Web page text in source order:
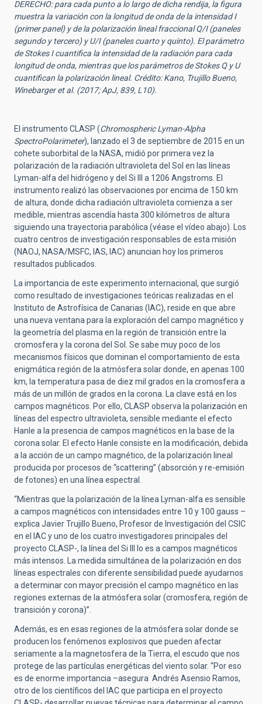
DERECHO: para cada punto a lo largo de dicha rendija, la figura
muestra la variación con la longitud de onda de la intensidad I
(primer panel) y de la polarización lineal fraccional Q/I (paneles
segundo y tercero) y U/I (paneles cuarto y quinto). El parámetro
de Stokes I cuantifica la intensidad de la radiación para cada
longitud de onda, mientras que los parámetros de Stokes Q y U
cuantifican la polarización lineal. Crédito: Kano, Trujillo Bueno,
Winebarger et al. (2017; ApJ, 839, L10).
El instrumento CLASP (Chromospheric Lyman-Alpha
SpectroPolarimeter), lanzado el 3 de septiembre de 2015 en un
cohete suborbital de la NASA, midió por primera vez la
polarización de la radiación ultravioleta del Sol en las líneas
Lyman-alfa del hidrógeno y del Si III a 1206 Angstroms. El
instrumento realizó las observaciones por encima de 150 km
de altura, donde dicha radiación ultravioleta comienza a ser
medible, mientras ascendía hasta 300 kilómetros de altura
siguiendo una trayectoria parabólica (véase el vídeo abajo). Los
cuatro centros de investigación responsables de esta misión
(NAOJ, NASA/MSFC, IAS, IAC) anuncian hoy los primeros
resultados publicados.
La importancia de este experimento internacional, que surgió
como resultado de investigaciones teóricas realizadas en el
Instituto de Astrofísica de Canarias (IAC), reside en que abre
una nueva ventana para la exploración del campo magnético y
la geometría del plasma en la región de transición entre la
cromosfera y la corona del Sol. Se sabe muy poco de los
mecanismos físicos que dominan el comportamiento de esta
enigmática región de la atmósfera solar donde, en apenas 100
km, la temperatura pasa de diez mil grados en la cromosfera a
más de un millón de grados en la corona. La clave está en los
campos magnéticos. Por ello, CLASP observa la polarización en
líneas del espectro ultravioleta, sensible mediante el efecto
Hanle a la presencia de campos magnéticos en la base de la
corona solar. El efecto Hanle consiste en la modificación, debida
a la acción de un campo magnético, de la polarización lineal
producida por procesos de “scattering” (absorción y re-emisión
de fotones) en una línea espectral.
“Mientras que la polarización de la línea Lyman-alfa es sensible
a campos magnéticos con intensidades entre 10 y 100 gauss –
explica Javier Trujillo Bueno, Profesor de Investigación del CSIC
en el IAC y uno de los cuatro investigadores principales del
proyecto CLASP-, la línea del Si III lo es a campos magnéticos
más intensos. La medida simultánea de la polarización en dos
líneas espectrales con diferente sensibilidad puede ayudarnos
a determinar con mayor precisión el campo magnético en las
regiones externas de la atmósfera solar (cromosfera, región de
transición y corona)”.
Además, es en esas regiones de la atmósfera solar donde se
producen los fenómenos explosivos que pueden afectar
seriamente a la magnetosfera de la Tierra, el escudo que nos
protege de las partículas energéticas del viento solar. “Por eso
es de enorme importancia –asegura Andrés Asensio Ramos,
otro de los científicos del IAC que participa en el proyecto